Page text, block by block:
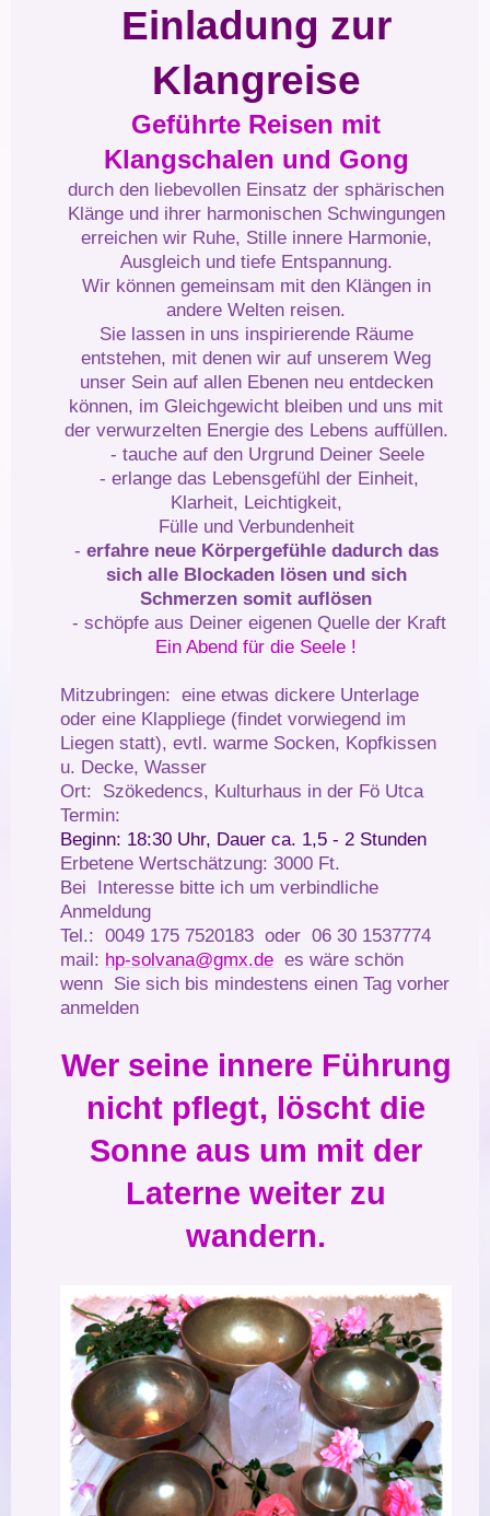
Einladung zur
Klangreise
Geführte Reisen mit
Klangschalen und Gong
durch den liebevollen Einsatz der sphärischen
Klänge und ihrer harmonischen Schwingungen
erreichen wir Ruhe, Stille innere Harmonie,
Ausgleich und tiefe Entspannung.
Wir können gemeinsam mit den Klängen in
andere Welten reisen.
Sie lassen in uns inspirierende Räume
entstehen, mit denen wir auf unserem Weg
unser Sein auf allen Ebenen neu entdecken
können, im Gleichgewicht bleiben und uns mit
der verwurzelten Energie des Lebens auffüllen.
- tauche auf den Urgrund Deiner Seele
- erlange das Lebensgefühl der Einheit,
Klarheit, Leichtigkeit,
Fülle und Verbundenheit
- erfahre neue Körpergefühle dadurch das
sich alle Blockaden lösen und sich
Schmerzen somit auflösen
- schöpfe aus Deiner eigenen Quelle der Kraft
Ein Abend für die Seele !
Mitzubringen: eine etwas dickere Unterlage
oder eine Klappliege (findet vorwiegend im
Liegen statt), evtl. warme Socken, Kopfkissen
u. Decke, Wasser
Ort: Szökedencs, Kulturhaus in der Fö Utca
Termin:
Beginn: 18:30 Uhr, Dauer ca. 1,5 - 2 Stunden
Erbetene Wertschätzung: 3000 Ft.
Bei Interesse bitte ich um verbindliche
Anmeldung
Tel.: 0049 175 7520183 oder 06 30 1537774
mail: hp-solvana@gmx.de es wäre schön
wenn Sie sich bis mindestens einen Tag vorher
anmelden
Wer seine innere Führung
nicht pflegt, löscht die
Sonne aus um mit der
Laterne weiter zu
wandern.